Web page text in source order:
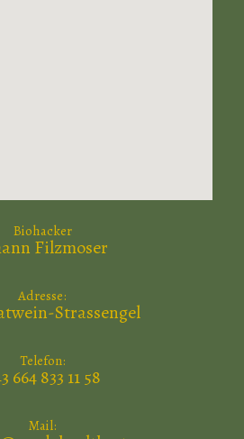
Biohacker
Filzmoser
Adresse:
Strassengel
Telefon:
664 833 11 58
Mail: